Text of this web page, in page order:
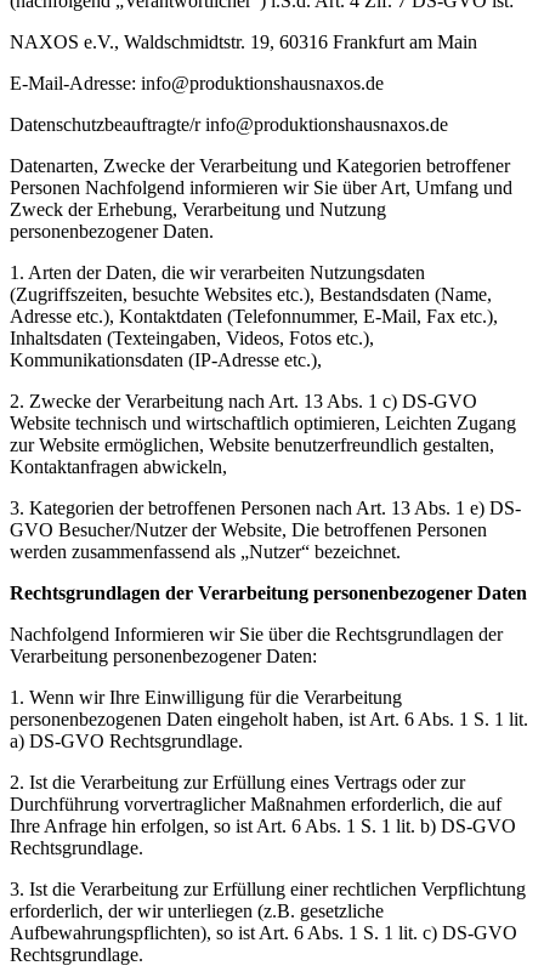
NAXOS e.V., Waldschmidtstr. 19, 60316 Frankfurt am Main
E-Mail-Adresse: info@produktionshausnaxos.de
Datenschutzbeauftragte/r info@produktionshausnaxos.de
Datenarten, Zwecke der Verarbeitung und Kategorien betroffener
Personen Nachfolgend informieren wir Sie über Art, Umfang und
Zweck der Erhebung, Verarbeitung und Nutzung
personenbezogener Daten.
1. Arten der Daten, die wir verarbeiten Nutzungsdaten
(Zugriffszeiten, besuchte Websites etc.), Bestandsdaten (Name,
Adresse etc.), Kontaktdaten (Telefonnummer, E-Mail, Fax etc.),
Inhaltsdaten (Texteingaben, Videos, Fotos etc.),
Kommunikationsdaten (IP-Adresse etc.),
2. Zwecke der Verarbeitung nach Art. 13 Abs. 1 c) DS-GVO
Website technisch und wirtschaftlich optimieren, Leichten Zugang
zur Website ermöglichen, Website benutzerfreundlich gestalten,
Kontaktanfragen abwickeln,
3. Kategorien der betroffenen Personen nach Art. 13 Abs. 1 e) DS-
GVO Besucher/Nutzer der Website, Die betroffenen Personen
werden zusammenfassend als „Nutzer“ bezeichnet.
Rechtsgrundlagen der Verarbeitung personenbezogener Daten
Nachfolgend Informieren wir Sie über die Rechtsgrundlagen der
Verarbeitung personenbezogener Daten:
1. Wenn wir Ihre Einwilligung für die Verarbeitung
personenbezogenen Daten eingeholt haben, ist Art. 6 Abs. 1 S. 1 lit.
a) DS-GVO Rechtsgrundlage.
2. Ist die Verarbeitung zur Erfüllung eines Vertrags oder zur
Durchführung vorvertraglicher Maßnahmen erforderlich, die auf
Ihre Anfrage hin erfolgen, so ist Art. 6 Abs. 1 S. 1 lit. b) DS-GVO
Rechtsgrundlage.
3. Ist die Verarbeitung zur Erfüllung einer rechtlichen Verpflichtung
erforderlich, der wir unterliegen (z.B. gesetzliche
Aufbewahrungspflichten), so ist Art. 6 Abs. 1 S. 1 lit. c) DS-GVO
Rechtsgrundlage.